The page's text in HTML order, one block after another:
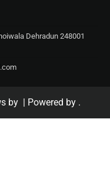
Dehradun 248001
by | Powered by .